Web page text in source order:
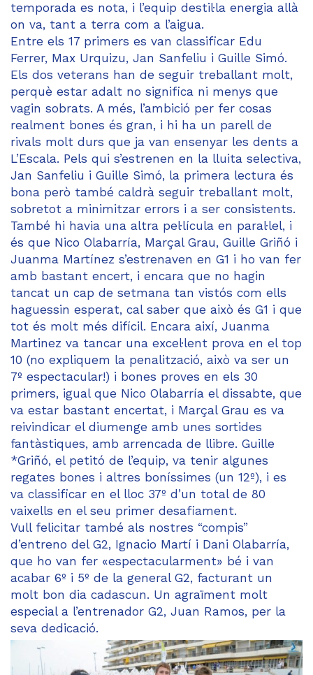
temporada es nota, i l’equip destil·la energia allà
on va, tant a terra com a l’aigua.
Entre els 17 primers es van classificar Edu
Ferrer, Max Urquizu, Jan Sanfeliu i Guille Simó.
Els dos veterans han de seguir treballant molt,
perquè estar adalt no significa ni menys que
vagin sobrats. A més, l’ambició per fer cosas
realment bones és gran, i hi ha un parell de
rivals molt durs que ja van ensenyar les dents a
L’Escala. Pels qui s’estrenen en la lluita selectiva,
Jan Sanfeliu i Guille Simó, la primera lectura és
bona però també caldrà seguir treballant molt,
sobretot a minimitzar errors i a ser consistents.
També hi havia una altra pel·lícula en paral·lel, i
és que Nico Olabarría, Marçal Grau, Guille Griñó i
Juanma Martínez s’estrenaven en G1 i ho van fer
amb bastant encert, i encara que no hagin
tancat un cap de setmana tan vistós com ells
haguessin esperat, cal saber que això és G1 i que
tot és molt més difícil. Encara així, Juanma
Martinez va tancar una excel·lent prova en el top
10 (no expliquem la penalització, això va ser un
7º espectacular!) i bones proves en els 30
primers, igual que Nico Olabarría el dissabte, que
va estar bastant encertat, i Marçal Grau es va
reivindicar el diumenge amb unes sortides
fantàstiques, amb arrencada de llibre. Guille
*Griñó, el petitó de l’equip, va tenir algunes
regates bones i altres boníssimes (un 12º), i es
va classificar en el lloc 37º d’un total de 80
vaixells en el seu primer desafiament.
Vull felicitar també als nostres “compis”
d’entreno del G2, Ignacio Martí i Dani Olabarría,
que ho van fer «espectacularment» bé i van
acabar 6º i 5º de la general G2, facturant un
molt bon dia cadascun. Un agraïment molt
especial a l’entrenador G2, Juan Ramos, per la
seva dedicació.